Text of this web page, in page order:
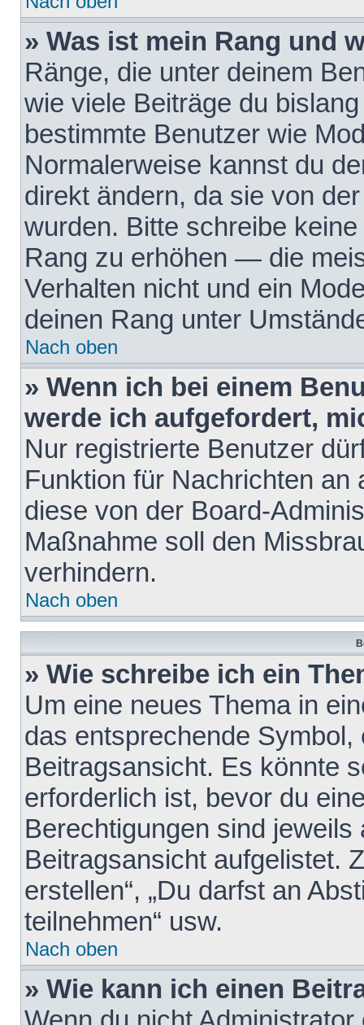
» Was ist mein Rang und
Ränge, die unter deinem
wie viele Beiträge du
bestimmte Benutzer wie
Normalerweise kannst du
direkt ändern, da sie von
wurden. Bitte schreibe
Rang zu erhöhen — die
Verhalten nicht und ein
deinen Rang unter
Nach oben
» Wenn ich bei einem
werde ich aufgefordert,
Nur registrierte Benutzer
Funktion für Nachrichten
diese von der Board-
Maßnahme soll den
verhindern.
Nach oben
» Wie schreibe ich ein
Um eine neues Thema in
das entsprechende
Beitragsansicht. Es könnte
erforderlich ist, bevor du
Berechtigungen sind
Beitragsansicht aufgelistet.
erstellen“, „Du darfst an
teilnehmen“ usw.
Nach oben
» Wie kann ich einen